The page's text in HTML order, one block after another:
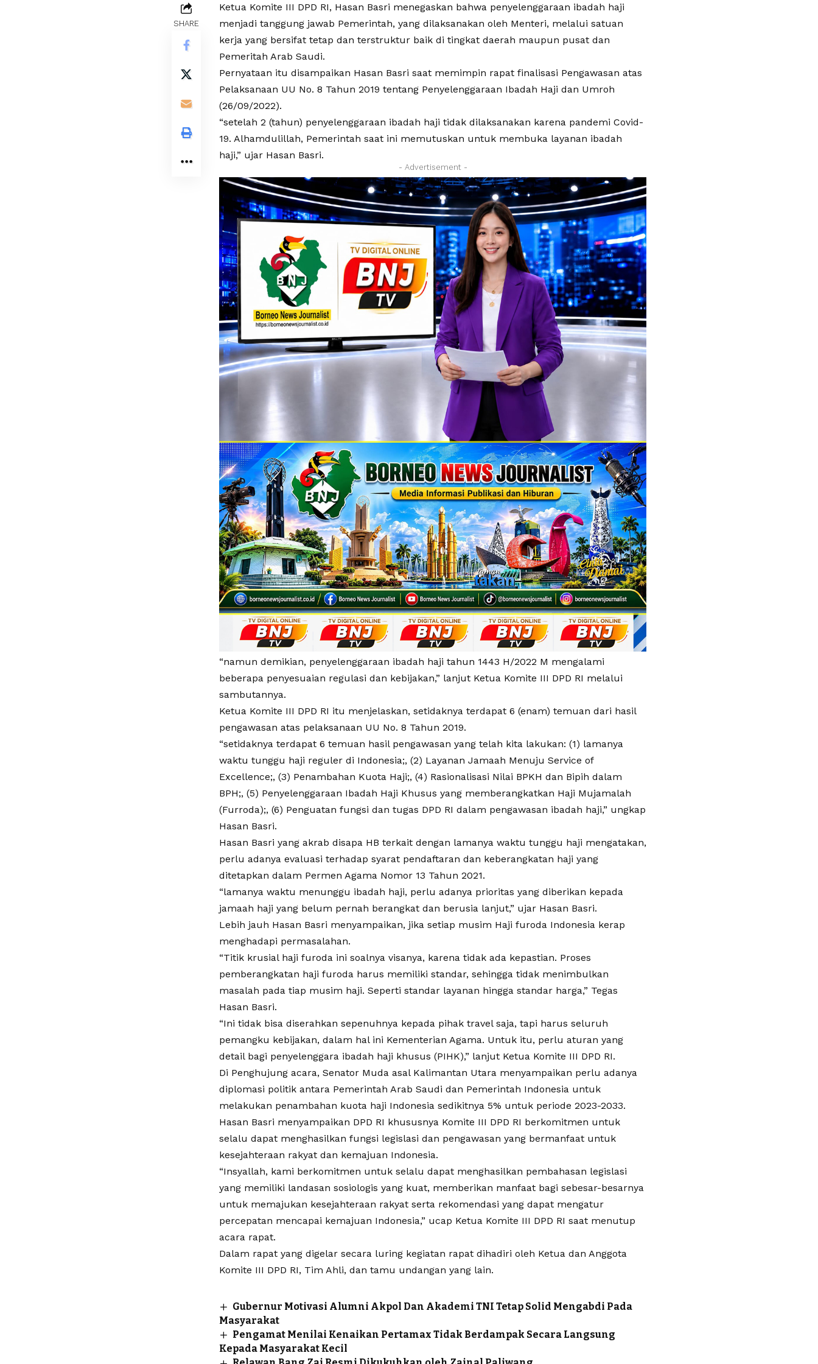
SHARE
Ketua Komite III DPD RI, Hasan Basri menegaskan bahwa penyelenggaraan ibadah haji
menjadi tanggung jawab Pemerintah, yang dilaksanakan oleh Menteri, melalui satuan
kerja yang bersifat tetap dan terstruktur baik di tingkat daerah maupun pusat dan
Pemeritah Arab Saudi.
Pernyataan itu disampaikan Hasan Basri saat memimpin rapat finalisasi Pengawasan atas
Pelaksanaan UU No. 8 Tahun 2019 tentang Penyelenggaraan Ibadah Haji dan Umroh
(26/09/2022).
“setelah 2 (tahun) penyelenggaraan ibadah haji tidak dilaksanakan karena pandemi Covid-
19. Alhamdulillah, Pemerintah saat ini memutuskan untuk membuka layanan ibadah
haji,” ujar Hasan Basri.
- Advertisement -
“namun demikian, penyelenggaraan ibadah haji tahun 1443 H/2022 M mengalami
beberapa penyesuaian regulasi dan kebijakan,” lanjut Ketua Komite III DPD RI melalui
sambutannya.
Ketua Komite III DPD RI itu menjelaskan, setidaknya terdapat 6 (enam) temuan dari hasil
pengawasan atas pelaksanaan UU No. 8 Tahun 2019.
“setidaknya terdapat 6 temuan hasil pengawasan yang telah kita lakukan: (1) lamanya
waktu tunggu haji reguler di Indonesia;, (2) Layanan Jamaah Menuju Service of
Excellence;, (3) Penambahan Kuota Haji;, (4) Rasionalisasi Nilai BPKH dan Bipih dalam
BPH;, (5) Penyelenggaraan Ibadah Haji Khusus yang memberangkatkan Haji Mujamalah
(Furroda);, (6) Penguatan fungsi dan tugas DPD RI dalam pengawasan ibadah haji,” ungkap
Hasan Basri.
Hasan Basri yang akrab disapa HB terkait dengan lamanya waktu tunggu haji mengatakan,
perlu adanya evaluasi terhadap syarat pendaftaran dan keberangkatan haji yang
ditetapkan dalam Permen Agama Nomor 13 Tahun 2021.
“lamanya waktu menunggu ibadah haji, perlu adanya prioritas yang diberikan kepada
jamaah haji yang belum pernah berangkat dan berusia lanjut,” ujar Hasan Basri.
Lebih jauh Hasan Basri menyampaikan, jika setiap musim Haji furoda Indonesia kerap
menghadapi permasalahan.
“Titik krusial haji furoda ini soalnya visanya, karena tidak ada kepastian. Proses
pemberangkatan haji furoda harus memiliki standar, sehingga tidak menimbulkan
masalah pada tiap musim haji. Seperti standar layanan hingga standar harga,” Tegas
Hasan Basri.
“Ini tidak bisa diserahkan sepenuhnya kepada pihak travel saja, tapi harus seluruh
pemangku kebijakan, dalam hal ini Kementerian Agama. Untuk itu, perlu aturan yang
detail bagi penyelenggara ibadah haji khusus (PIHK),” lanjut Ketua Komite III DPD RI.
Di Penghujung acara, Senator Muda asal Kalimantan Utara menyampaikan perlu adanya
diplomasi politik antara Pemerintah Arab Saudi dan Pemerintah Indonesia untuk
melakukan penambahan kuota haji Indonesia sedikitnya 5% untuk periode 2023-2033.
Hasan Basri menyampaikan DPD RI khususnya Komite III DPD RI berkomitmen untuk
selalu dapat menghasilkan fungsi legislasi dan pengawasan yang bermanfaat untuk
kesejahteraan rakyat dan kemajuan Indonesia.
“Insyallah, kami berkomitmen untuk selalu dapat menghasilkan pembahasan legislasi
yang memiliki landasan sosiologis yang kuat, memberikan manfaat bagi sebesar-besarnya
untuk memajukan kesejahteraan rakyat serta rekomendasi yang dapat mengatur
percepatan mencapai kemajuan Indonesia,” ucap Ketua Komite III DPD RI saat menutup
acara rapat.
Dalam rapat yang digelar secara luring kegiatan rapat dihadiri oleh Ketua dan Anggota
Komite III DPD RI, Tim Ahli, dan tamu undangan yang lain.
Gubernur Motivasi Alumni Akpol Dan Akademi TNI Tetap Solid Mengabdi Pada
Masyarakat
Pengamat Menilai Kenaikan Pertamax Tidak Berdampak Secara Langsung
Kepada Masyarakat Kecil